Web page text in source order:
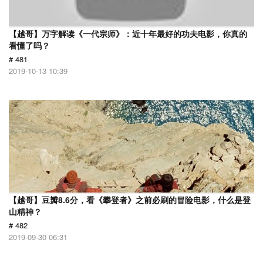
【越哥】万字解读《一代宗师》：近十年最好的功夫电影，你真的
看懂了吗？
# 481
2019-10-13 10:39
【越哥】豆瓣8.6分，看《攀登者》之前必刷的冒险电影，什么是登
山精神？
# 482
2019-09-30 06:31